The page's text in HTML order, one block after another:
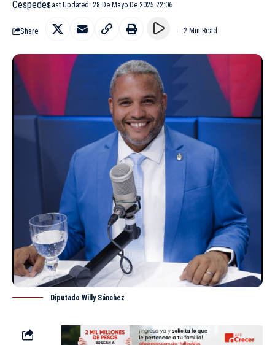
Last Updated: 28 De Mayo De 2025 22:06
Share 2 Min Read
Diputado Willy Sánchez